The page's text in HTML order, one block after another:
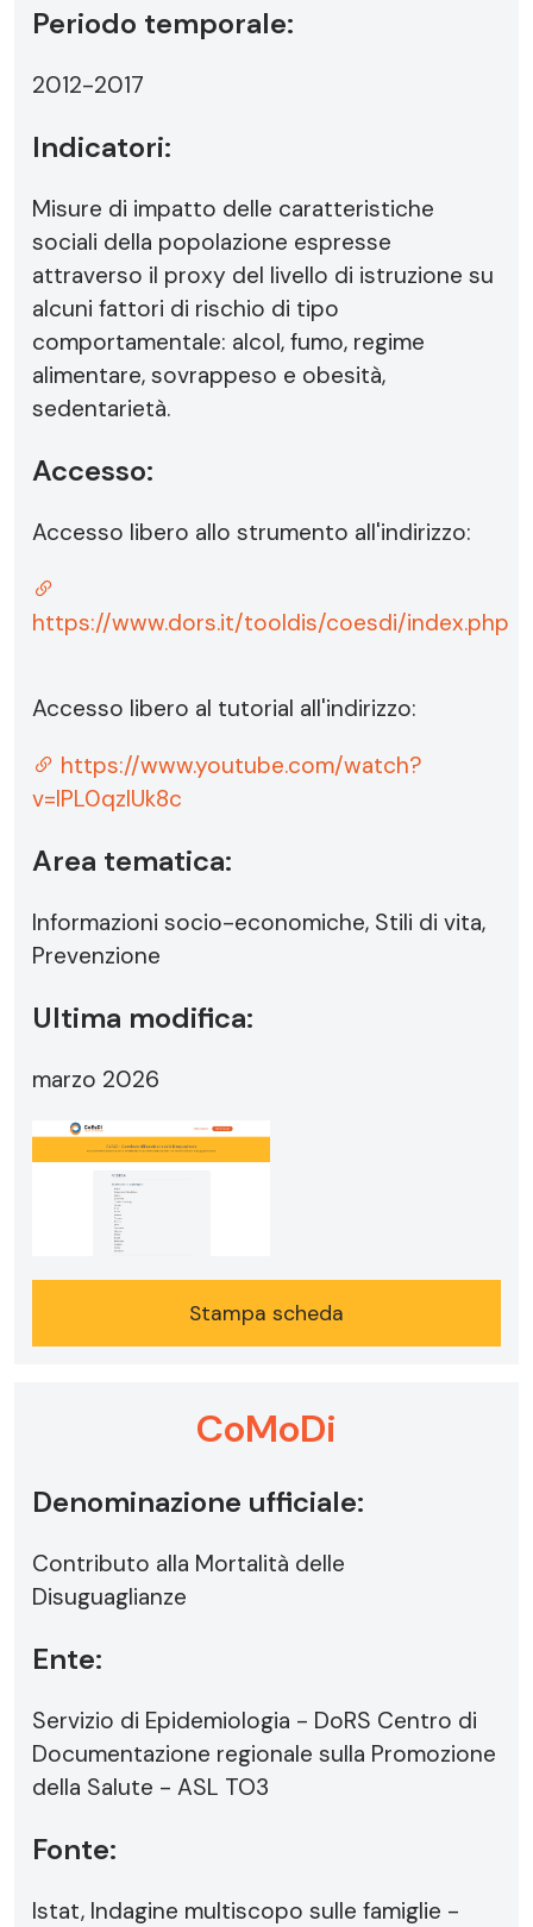
Periodo temporale:
2012-2017
Indicatori:
Misure di impatto delle caratteristiche
sociali della popolazione espresse
attraverso il proxy del livello di istruzione su
alcuni fattori di rischio di tipo
comportamentale: alcol, fumo, regime
alimentare, sovrappeso e obesità,
sedentarietà.
Accesso:
Accesso libero allo strumento all'indirizzo:
https://www.dors.it/tooldis/coesdi/index.php
Accesso libero al tutorial all'indirizzo:
https://www.youtube.com/watch?
v=IPL0qzIUk8c
Area tematica:
Informazioni socio-economiche, Stili di vita,
Prevenzione
Ultima modifica:
marzo 2026
Stampa scheda
CoMoDi
Denominazione ufficiale:
Contributo alla Mortalità delle
Disuguaglianze
Ente:
Servizio di Epidemiologia - DoRS Centro di
Documentazione regionale sulla Promozione
della Salute - ASL TO3
Fonte:
Istat, Indagine multiscopo sulle famiglie -